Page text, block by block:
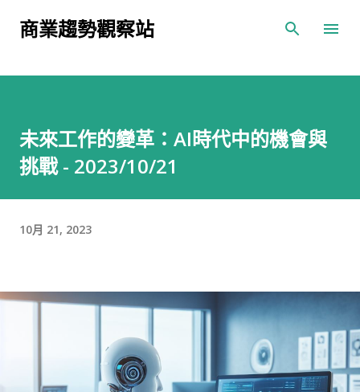
跳到主要內容
商業趨勢觀察站
未來工作的變革：AI時代中的機會與
挑戰 - 2023/10/21
10月 21, 2023